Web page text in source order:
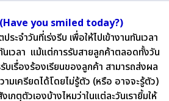
you smiled today?)
ระจำวันที่เร่งรีบ เพื่อให้ไปเข้างานทันเวลา
นเวลา แม้แต่การรับสายลูกค้าตลอดทั้งวัน
บเรื่องร้องเรียนของลูกค้า สามารถส่งผล
ามเครียดได้โดยไม่รู้ตัว (หรือ อาจจะรู้ตัว)
งเกตุตัวเองบ้างไหมว่าในแต่ละวันเรายิ้มให้